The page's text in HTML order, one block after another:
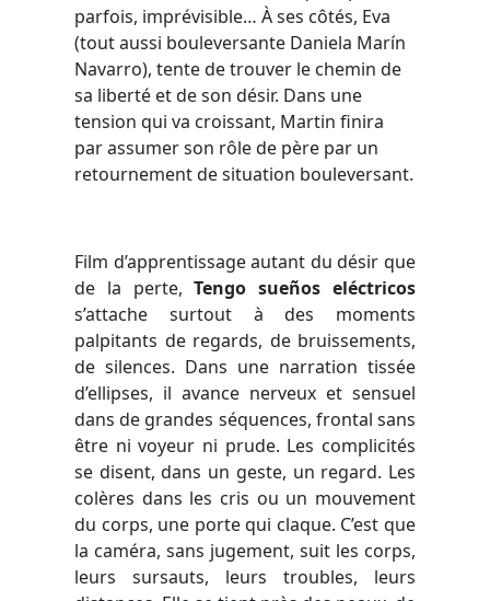
parfois, imprévisible… À ses côtés, Eva
(tout aussi bouleversante Daniela Marín
Navarro), tente de trouver le chemin de
sa liberté et de son désir. Dans une
tension qui va croissant, Martin finira
par assumer son rôle de père par un
retournement de situation bouleversant.
Film d’apprentissage autant du désir que
de la perte,Tengo sueños eléctricos
s’attache surtout à des moments
palpitants de regards, de bruissements,
de silences. Dans une narration tissée
d’ellipses, il avance nerveux et sensuel
dans de grandes séquences, frontal sans
être ni voyeur ni prude. Les complicités
se disent, dans un geste, un regard. Les
colères dans les cris ou un mouvement
du corps, une porte qui claque. C’est que
la caméra, sans jugement, suit les corps,
leurs sursauts, leurs troubles, leurs